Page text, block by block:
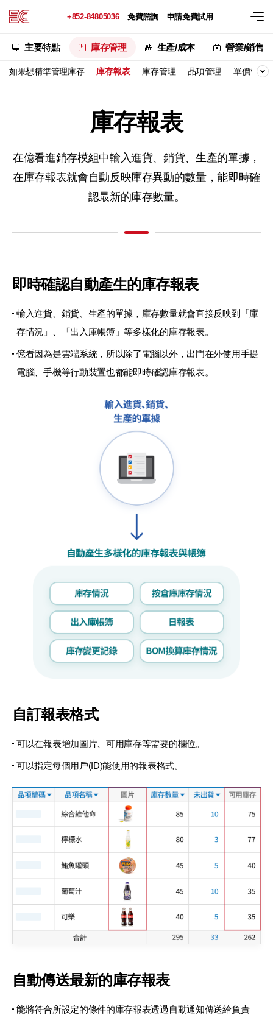
+852-84805036 免費諮詢 申請免費試用
主要特點 庫存管理 生產/成本 營業/銷售
如果想精準管理庫存 庫存報表 庫存管理 品項管理 單價管理
庫存報表
在億看進銷存模組中輸入進貨、銷貨、生產的單據，
在庫存報表就會自動反映庫存異動的數量，能即時確
認最新的庫存數量。
即時確認自動產生的庫存報表
輸入進貨、銷貨、生產的單據，庫存數量就會直接反映到
「庫
存情況」、「出入庫帳簿」等多樣化的庫存報表。
億看因為是雲端系統，所以除了電腦以外，出門在外使用手提
電腦、手機等行動裝置也都能即時確認庫存報表。
自訂報表格式
可以在報表增加圖片、可用庫存等需要的欄位。
可以指定每個用戶(ID)能使用的報表格式。
自動傳送最新的庫存報表
能將符合所設定的條件的庫存報表透過自動通知傳送給負責